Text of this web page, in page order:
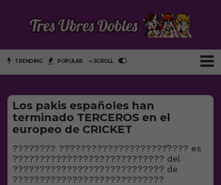
TRENDING POPULAR ∞ SCROLL
Los pakis españoles han
terminado TERCEROS en el
europeo de CRICKET
???????? ????????????????????̃???? es
???????????????????????????? del
???????????????????????????? de
????????????????????????????